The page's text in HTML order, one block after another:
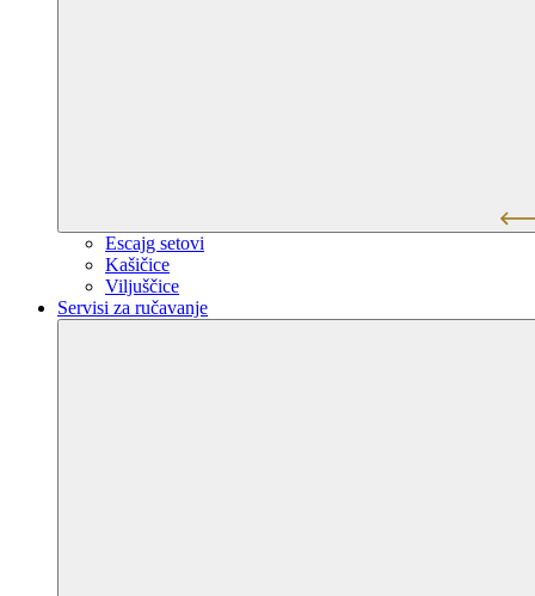
Escajg setovi
Kašičice
Viljuščice
Servisi za ručavanje